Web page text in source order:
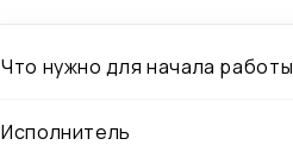
Что нужно для начала работы
Исполнитель